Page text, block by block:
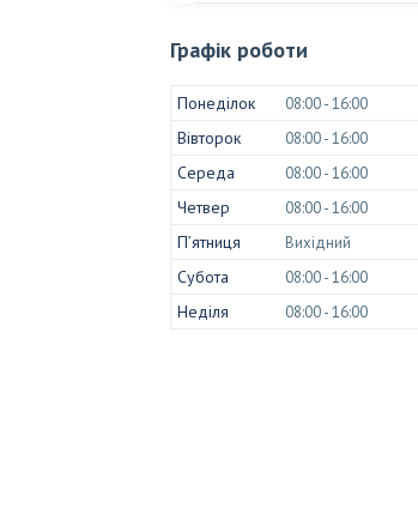
Графік роботи
Понеділок 08:00 16:00
Вівторок 08:00 16:00
Середа 08:00 16:00
Четвер 08:00 16:00
Пʼятниця Вихідний
Субота 08:00 16:00
Неділя 08:00 16:00